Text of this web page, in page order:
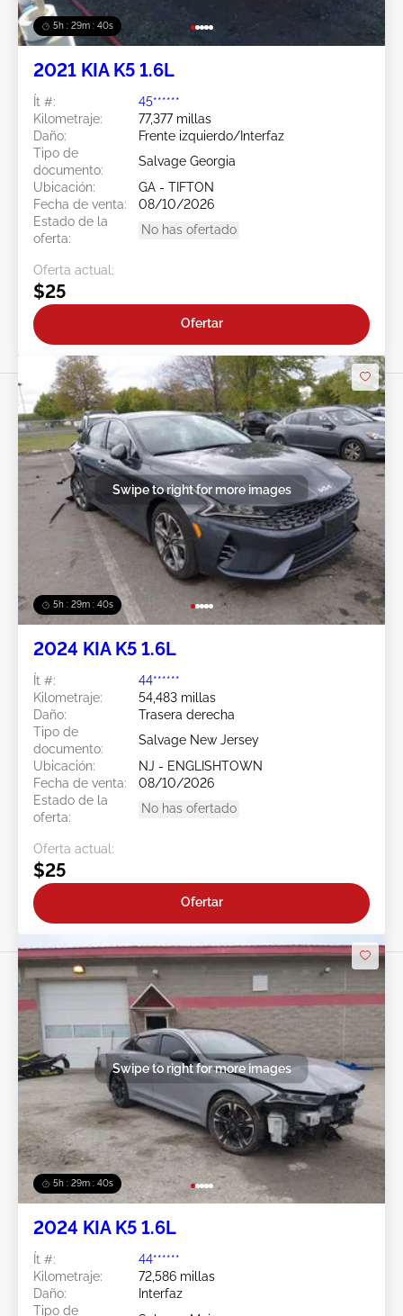
5h : 29m : 37s
2021 KIA K5 1.6L
Ít #:
45******
Kilometraje:
77,377 millas
Daño:
Frente izquierdo/Interfaz
Tipo de
documento:
Salvage Georgia
Ubicación:
GA - TIFTON
Fecha de venta:
08/10/2026
Estado de la
oferta:
No has ofertado
Oferta actual:
$25
Ofertar
5h : 29m : 37s
Swipe to right for more images
2024 KIA K5 1.6L
Ít #:
44******
Kilometraje:
54,483 millas
Daño:
Trasera derecha
Tipo de
documento:
Salvage New Jersey
Ubicación:
NJ - ENGLISHTOWN
Fecha de venta:
08/10/2026
Estado de la
oferta:
No has ofertado
Oferta actual:
$25
Ofertar
5h : 29m : 37s
Swipe to right for more images
2024 KIA K5 1.6L
Ít #:
44******
Kilometraje:
72,586 millas
Daño:
Interfaz
Tipo de